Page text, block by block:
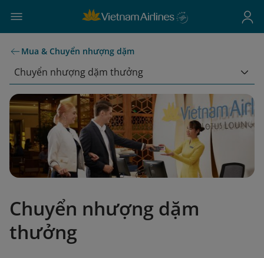
Mua & Chuyển nhượng dặm
Chuyển nhượng dặm thưởng
Chuyển nhượng dặm
thưởng